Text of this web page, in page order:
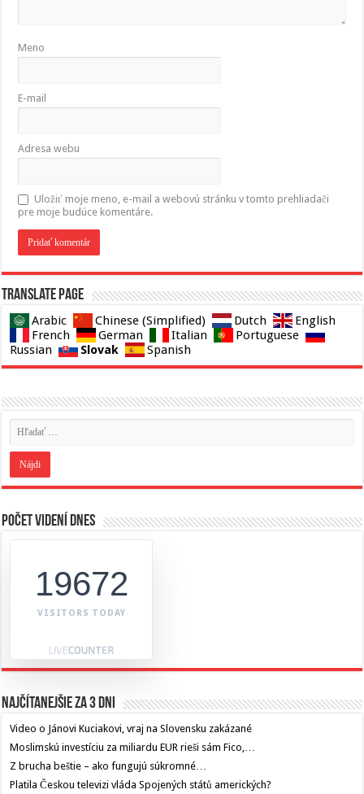
Meno
E-mail
Adresa webu
Uložiť moje meno, e-mail a webovú stránku v tomto prehliadači
pre moje budúce komentáre.
Translate page
Arabic Chinese (Simplified) Dutch
English
French
German Italian
Portuguese
Russian
Slovak Spanish
Počet videní dnes
19672
VISITORS TODAY
Najčítanejšie za 3 dni
Video o Jánovi Kuciakovi, vraj na Slovensku zakázané
Moslimskú investíciu za miliardu EUR rieši sám Fico,…
Z brucha beštie – ako fungujú súkromné…
Platila Českou televizi vláda Spojených států amerických?